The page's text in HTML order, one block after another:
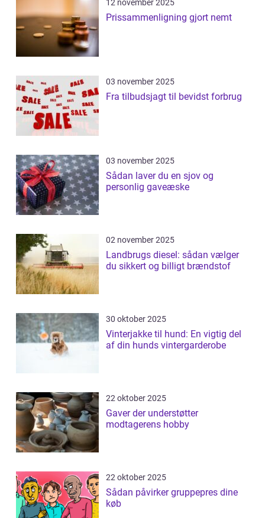
12 november 2025
Prissammenligning gjort nemt
03 november 2025
Fra tilbudsjagt til bevidst forbrug
03 november 2025
Sådan laver du en sjov og
personlig gaveæske
02 november 2025
Landbrugs diesel: sådan vælger
du sikkert og billigt brændstof
30 oktober 2025
Vinterjakke til hund: En vigtig del
af din hunds vintergarderobe
22 oktober 2025
Gaver der understøtter
modtagerens hobby
22 oktober 2025
Sådan påvirker gruppepres dine
køb